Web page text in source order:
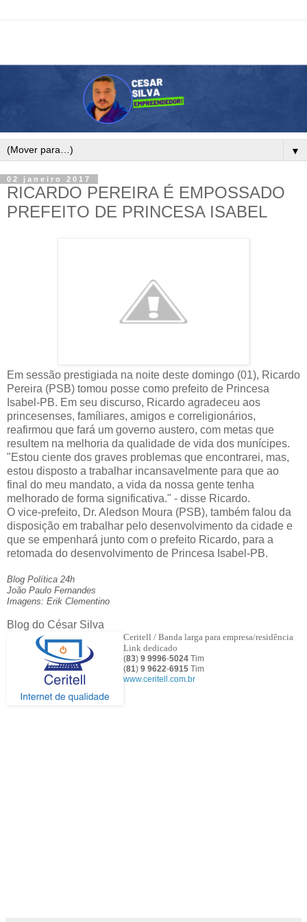
▼
02 janeiro 2017
RICARDO PEREIRA É EMPOSSADO
PREFEITO DE PRINCESA ISABEL
Em sessão prestigiada na noite deste domingo (01), Ricardo
Pereira (PSB) tomou posse como prefeito de Princesa
Isabel-PB. Em seu discurso, Ricardo agradeceu aos
princesenses, famíliares, amigos e correligionários,
reafirmou que fará um governo austero, com metas que
resultem na melhoria da qualidade de vida dos munícipes.
"Estou ciente dos graves problemas que encontrarei, mas,
estou disposto a trabalhar incansavelmente para que ao
final do meu mandato, a vida da nossa gente tenha
melhorado de forma significativa." - disse Ricardo.
O vice-prefeito, Dr. Aledson Moura (PSB), também falou da
disposição em trabalhar pelo desenvolvimento da cidade e
que se empenhará junto com o prefeito Ricardo, para a
retomada do desenvolvimento de Princesa Isabel-PB.
Blog Política 24h
João Paulo Fernandes
Imagens: Erik Clementino
Blog do César Silva
Ceritell / Banda larga para empresa/residência
Link dedicado
(83) 9 9996-5024 Tim
(81) 9 9622-6915 Tim
www.ceritell.com.br